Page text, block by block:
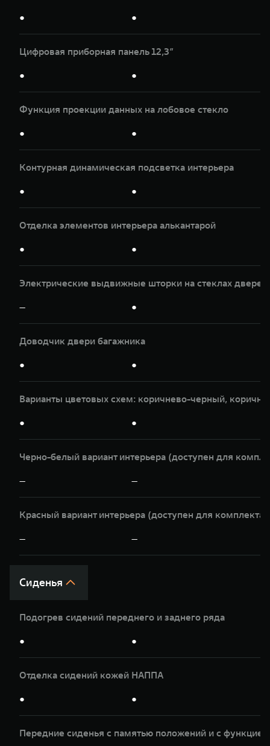
● ●
Цифровая приборная панель 12,3”
● ●
Функция проекции данных на лобовое стекло
● ●
Контурная динамическая подсветка интерьера
● ●
Отделка элементов интерьера алькантарой
● ●
Электрические выдвижные шторки на стеклах
— ●
Доводчик двери багажника
● ●
Варианты цветовых схем: коричнево-черный,
● ●
Черно-белый вариант интерьера (доступен для
— —
Красный вариант интерьера (доступен для
— —
Сиденья
Подогрев сидений переднего и заднего ряда
● ●
Отделка сидений кожей НАППА
● ●
Передние сиденья с памятью положений и с